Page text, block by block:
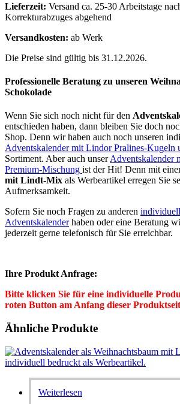
Lieferzeit: Versand ca. 25-30 Arbeitstage
Korrekturabzuges abgehend
Versandkosten: ab Werk
Die Preise sind gültig bis 31.12.2026.
Professionelle Beratung zu unseren
Schokolade
Wenn Sie sich noch nicht für den
entschieden haben, dann bleiben Sie doch
Shop. Denn wir haben auch noch unseren
Adventskalender mit Lindor Pralines-Kugeln
Sortiment. Aber auch unserAdventskalender
Premium-Mischung ist der Hit! Denn mit
mit Lindt-Mix als Werbeartikel erregen Sie
Aufmerksamkeit.
Sofern Sie noch Fragen zu anderen
Adventskalenderhaben oder eine Beratung
jederzeit gerne telefonisch für Sie erreichbar.
Ihre Produkt Anfrage:
Bitte klicken Sie für eine individuelle
roten Button am Anfang dieser
Ähnliche Produkte
Weiterlesen